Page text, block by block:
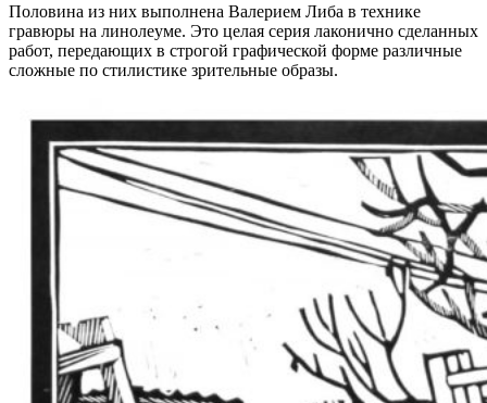
Половина из них выполнена Валерием Либа в технике
гравюры на линолеуме. Это целая серия лаконично сделанных
работ, передающих в строгой графической форме различные
сложные по стилистике зрительные образы.